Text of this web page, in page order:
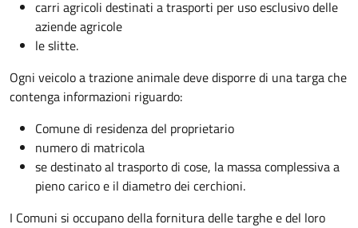
carri agricoli destinati a trasporti per uso esclusivo delle
aziende agricole
le slitte.
Ogni veicolo a trazione animale deve disporre di una targa che
contenga informazioni riguardo:
Comune di residenza del proprietario
numero di matricola
se destinato al trasporto di cose, la massa complessiva a
pieno carico e il diametro dei cerchioni.
I Comuni si occupano della fornitura delle targhe e del loro